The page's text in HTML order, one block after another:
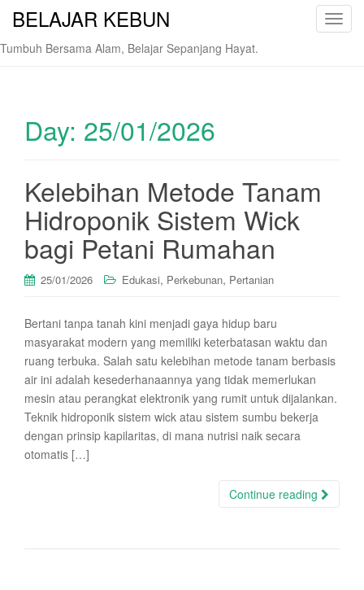
T
BELAJAR KEBUN
Tumbuh Bersama Alam, Belajar Sepanjang Hayat.
Day: 25/01/2026
Kelebihan Metode Tanam
Hidroponik Sistem Wick
bagi Petani Rumahan
25/01/2026 Edukasi, Perkebunan, Pertanian
Bertani tanpa tanah kini menjadi gaya hidup baru
masyarakat modern yang memiliki keterbatasan waktu dan
ruang terbuka. Salah satu kelebihan metode tanam berbasis
air ini adalah kesederhanaannya yang tidak memerlukan
mesin atau perangkat elektronik yang rumit untuk dijalankan.
Teknik hidroponik sistem wick atau sistem sumbu bekerja
dengan prinsip kapilaritas, di mana nutrisi naik secara
otomatis […]
Continue reading